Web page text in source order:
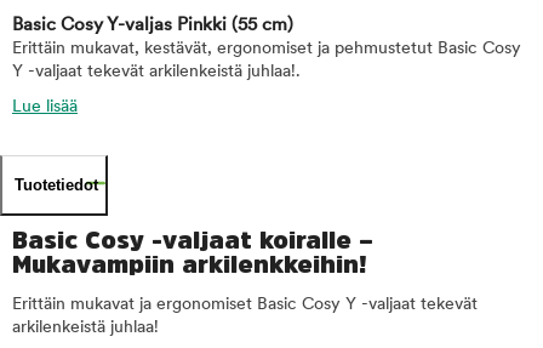
Basic Cosy Y-valjas Pinkki (55 cm)
Erittäin mukavat, kestävät, ergonomiset ja pehmustetut Basic Cosy
Y -valjaat tekevät arkilenkeistä juhlaa!.
Lue lisää
Tuotetiedot
Basic Cosy -valjaat koiralle –
Mukavampiin arkilenkkeihin!
Erittäin mukavat ja ergonomiset Basic Cosy Y -valjaat tekevät
arkilenkeistä juhlaa!